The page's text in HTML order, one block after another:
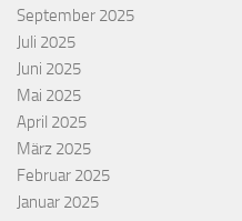
September 2025
Juli 2025
Juni 2025
Mai 2025
April 2025
März 2025
Februar 2025
Januar 2025